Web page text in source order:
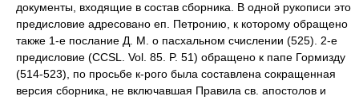
документы, входящие в состав сборника. В одной рукописи это
предисловие адресовано еп. Петронию, к которому обращено
также 1-е послание Д. М. о пасхальном счислении (525). 2-е
предисловие (CCSL. Vol. 85. P. 51) обращено к папе Гормизду
(514-523), по просьбе к-рого была составлена сокращенная
версия сборника, не включавшая Правила св. апостолов и